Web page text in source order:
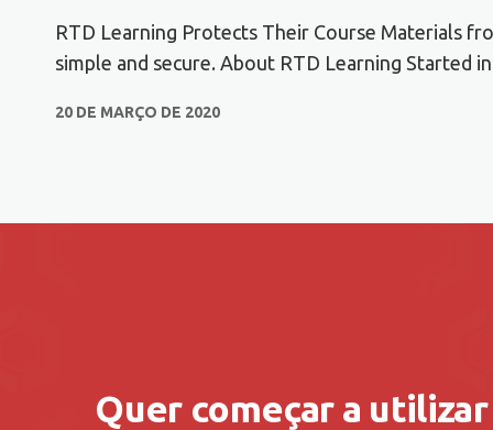
RTD Learning Protects Their Course Materials
simple and secure. About RTD Learning​ Started
20 DE MARÇO DE 2020
Quer começar a